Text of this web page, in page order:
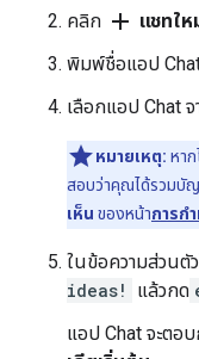
คลิก add แชทให
พิมพ์ชื่อแอป
เลือกแอป Chat
หมายเหตุ: หา
สอบว่าคุณได้รวมบัญ
เห็น ของหน้าการก
ในข้อความส่วน
ideas!
แล้วกด
แอป Chat จะตอ